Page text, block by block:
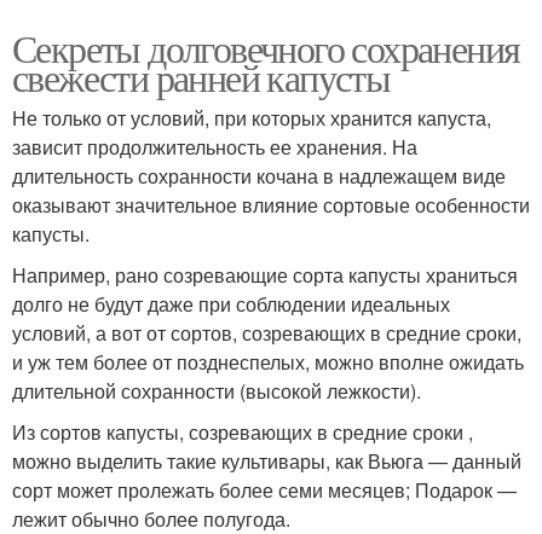
Секреты долговечного сохранения
свежести ранней капусты
Не только от условий, при которых хранится капуста,
зависит продолжительность ее хранения. На
длительность сохранности кочана в надлежащем виде
оказывают значительное влияние сортовые особенности
капусты.
Например, рано созревающие сорта капусты храниться
долго не будут даже при соблюдении идеальных
условий, а вот от сортов, созревающих в средние сроки,
и уж тем более от позднеспелых, можно вполне ожидать
длительной сохранности (высокой лежкости).
Из сортов капусты, созревающих в средние сроки ,
можно выделить такие культивары, как Вьюга — данный
сорт может пролежать более семи месяцев; Подарок —
лежит обычно более полугода.